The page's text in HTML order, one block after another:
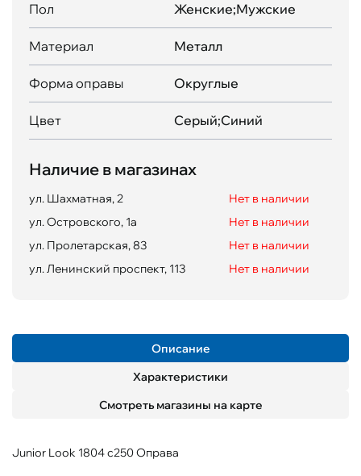
Пол Женские;Мужские
Материал Металл
Форма оправы Округлые
Цвет Серый;Синий
Наличие в магазинах
ул. Шахматная, 2
Нет в наличии
ул. Островского, 1а
Нет в наличии
ул. Пролетарская, 83
Нет в наличии
ул. Ленинский проспект, 113
Нет в наличии
Описание
Характеристики
Смотреть магазины на карте
Junior Look 1804 c250 Оправа